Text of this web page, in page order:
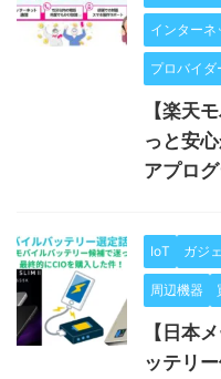
インターネ
プロバイダ
【楽天
っと安
アプロ
IoT ガジ
周辺機器
【日本
ッテリ